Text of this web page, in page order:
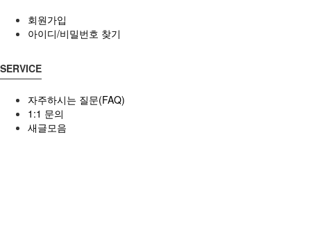
회원가입
아이디/비밀번호 찾기
SERVICE
자주하시는 질문(FAQ)
1:1 문의
새글모음